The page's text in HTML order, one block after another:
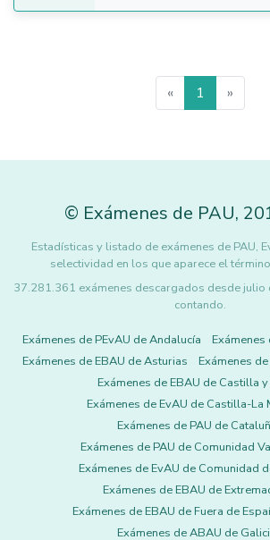
« 1 »
© Exámenes de PAU,
Estadísticas y listado de exámenes de PAU,
selectividad en los que aparece el
37.281.361 exámenes descargados desde julio
contando.
Exámenes de PEvAU de Andalucía
Exámenes de EBAU de Asturias
Exámenes
Exámenes de EBAU de Castilla
Exámenes de EvAU de Castilla-La
Exámenes de PAU de
Exámenes de PAU de Comunidad
Exámenes de EvAU de Comunidad
Exámenes de EBAU de
Exámenes de EBAU de Fuera de
Exámenes de ABAU de